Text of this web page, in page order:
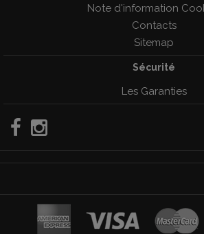
Note d'information
Contacts
Sitemap
Sécurité
Les Garanties